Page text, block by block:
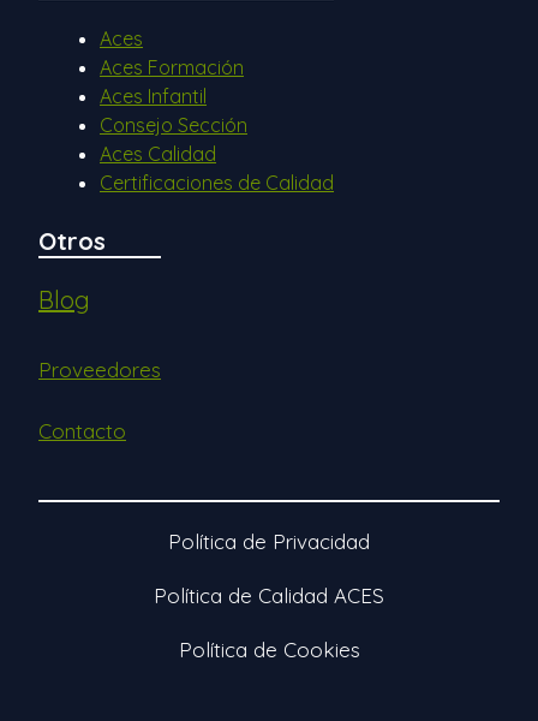
Aces
Aces Formación
Aces Infantil
Consejo Sección
Aces Calidad
Certificaciones de Calidad
Otros
Blog
Proveedores
Contacto
Política de Privacidad
Política de Calidad ACES
Política de Cookies